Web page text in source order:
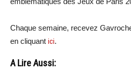
Chaque semaine, recevez
en cliquant ici.
A Lire Aussi: